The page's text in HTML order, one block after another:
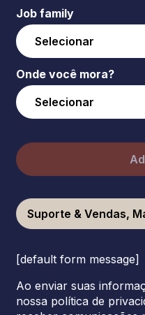
Job family
Onde você mora?
Suporte & Vendas,
[default form message]
Ao enviar suas
nossa política de